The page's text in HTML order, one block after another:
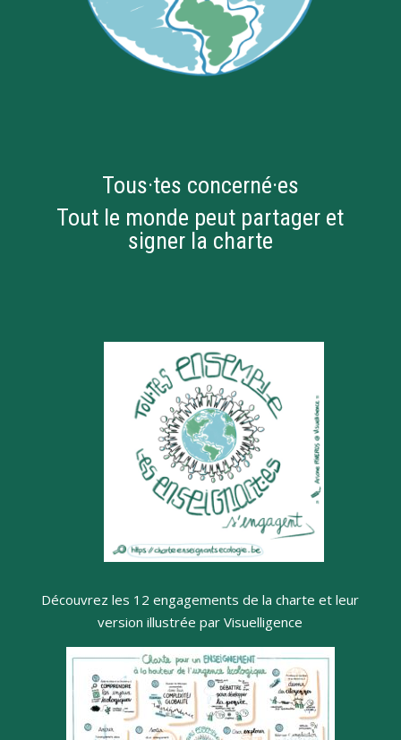
Tous·tes concerné·es
Tout le monde peut partager et
signer la charte
Découvrez les 12 engagements de la charte et leur
version illustrée par Visuelligence